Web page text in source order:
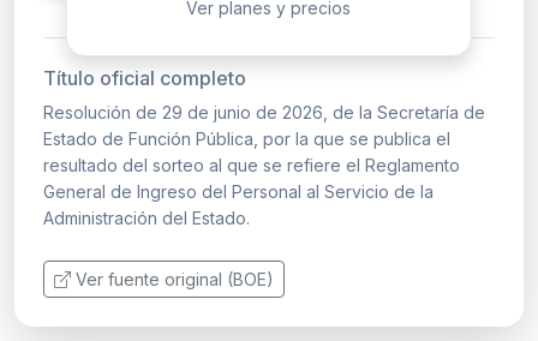
Ver planes y precios
Título oficial completo
Resolución de 29 de junio de 2026, de la Secretaría de
Estado de Función Pública, por la que se publica el
resultado del sorteo al que se refiere el Reglamento
General de Ingreso del Personal al Servicio de la
Administración del Estado.
Ver fuente original (BOE)